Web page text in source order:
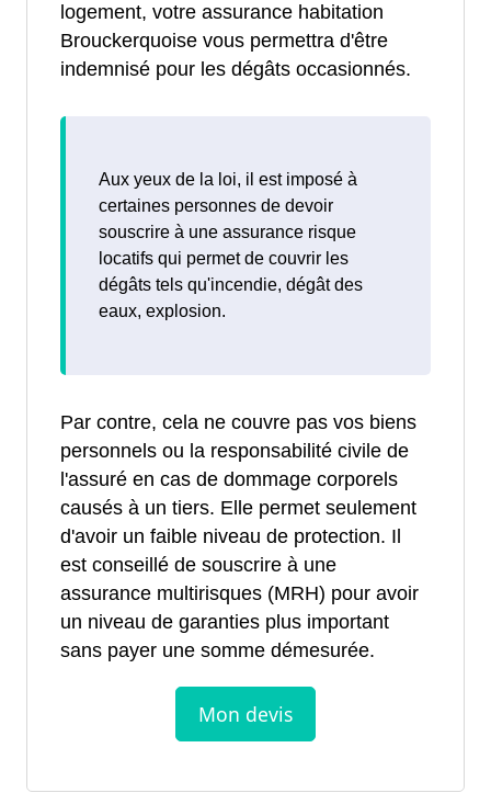
logement, votre assurance habitation
Brouckerquoise vous permettra d'être
indemnisé pour les dégâts occasionnés.
Aux yeux de la loi, il est imposé à
certaines personnes de devoir
souscrire à une assurance risque
locatifs qui permet de couvrir les
dégâts tels qu'incendie, dégât des
eaux, explosion.
Par contre, cela ne couvre pas vos biens
personnels ou la responsabilité civile de
l'assuré en cas de dommage corporels
causés à un tiers. Elle permet seulement
d'avoir un faible niveau de protection. Il
est conseillé de souscrire à une
assurance multirisques (MRH) pour avoir
un niveau de garanties plus important
sans payer une somme démesurée.